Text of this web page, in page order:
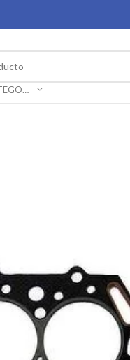
SELECCIONAR CATEGORÍA